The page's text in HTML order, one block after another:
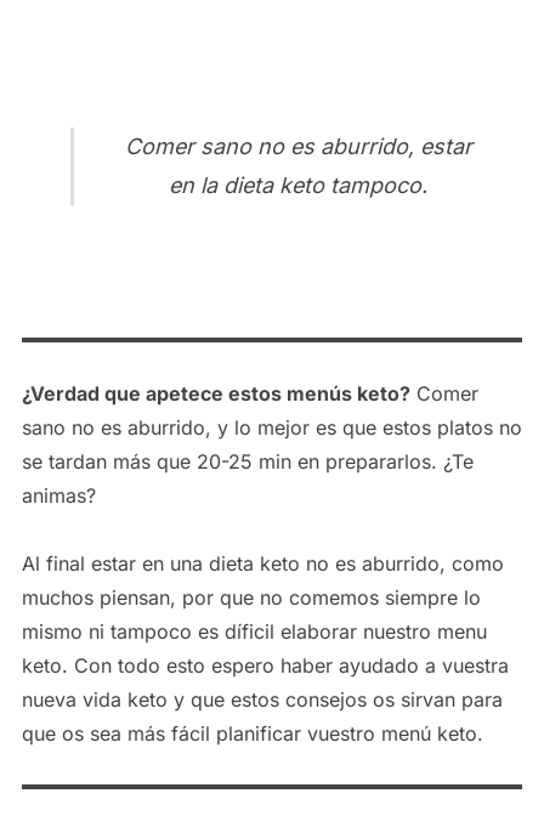
Comer sano no es aburrido, estar
en la dieta keto tampoco.
¿Verdad que apetece estos menús keto?Comer
sano no es aburrido, y lo mejor es que estos platos no
se tardan más que 20-25 min en prepararlos. ¿Te
animas?
Al final estar en una dieta keto no es aburrido, como
muchos piensan, por que no comemos siempre lo
mismo ni tampoco es díficil elaborar nuestro menu
keto. Con todo esto espero haber ayudado a vuestra
nueva vida keto y que estos consejos os sirvan para
que os sea más fácil planificar vuestro menú keto.